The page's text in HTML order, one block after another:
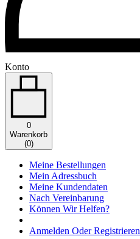
Konto
0
Warenkorb
(0)
Meine Bestellungen
Mein Adressbuch
Meine Kundendaten
Nach Vereinbarung
Können Wir Helfen?
Anmelden Oder Registrieren